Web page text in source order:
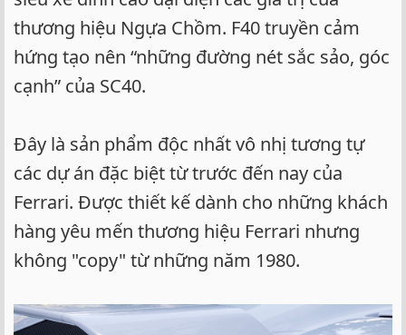
thương hiệu Ngựa Chồm. F40 truyền cảm
hứng tạo nên “những đường nét sắc sảo, góc
cạnh” của SC40.
Đây là sản phẩm độc nhất vô nhị tương tự
các dự án đặc biệt từ trước đến nay của
Ferrari. Được thiết kế dành cho những khách
hàng yêu mến thương hiệu Ferrari nhưng
không "copy" từ những năm 1980.